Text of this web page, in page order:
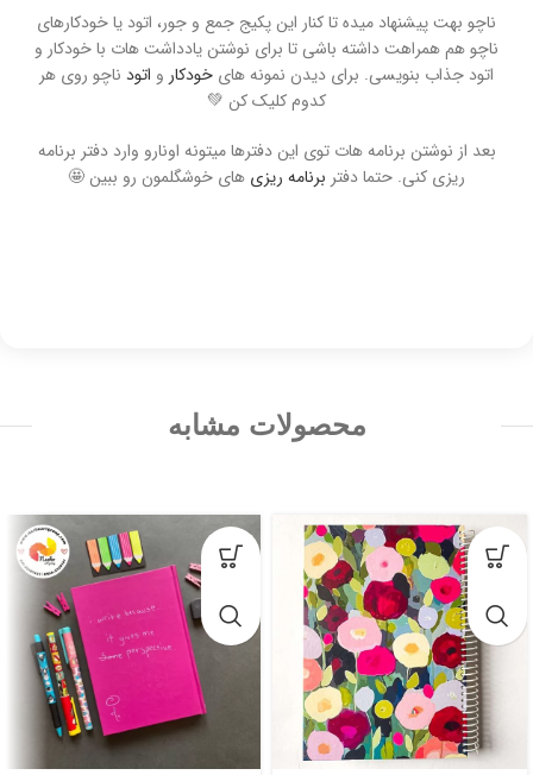
ناچو بهت پیشنهاد میده تا کنار این پکیج جمع و جور، اتود یا خودکارهای
ناچو هم همراهت داشته باشی تا برای نوشتن یادداشت هات با خودکار و
اتود جذاب بنویسی. برای دیدن نمونه های خودکار و اتود ناچو روی هر
کدوم کلیک کن 💚
بعد از نوشتن برنامه هات توی این دفترها میتونه اونارو وارد دفتر برنامه
ریزی کنی. حتما دفتر برنامه ریزی های خوشگلمون رو ببین 🤩
محصولات مشابه